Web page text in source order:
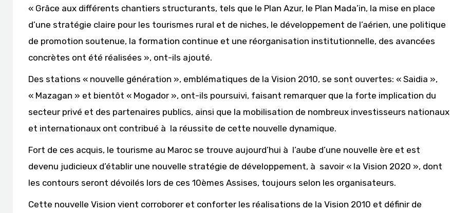
« Grâce aux différents chantiers structurants, tels que le Plan Azur, le Plan Mada’in, la mise en place
d’une stratégie claire pour les tourismes rural et de niches, le développement de l’aérien, une politique
de promotion soutenue, la formation continue et une réorganisation institutionnelle, des avancées
concrètes ont été réalisées », ont-ils ajouté.
Des stations « nouvelle génération », emblématiques de la Vision 2010, se sont ouvertes: « Saidia »,
« Mazagan » et bientôt « Mogador », ont-ils poursuivi, faisant remarquer que la forte implication du
secteur privé et des partenaires publics, ainsi que la mobilisation de nombreux investisseurs nationaux
et internationaux ont contribué à la réussite de cette nouvelle dynamique.
Fort de ces acquis, le tourisme au Maroc se trouve aujourd’hui à l’aube d’une nouvelle ère et est
devenu judicieux d’établir une nouvelle stratégie de développement, à savoir « la Vision 2020 », dont
les contours seront dévoilés lors de ces 10èmes Assises, toujours selon les organisateurs.
Cette nouvelle Vision vient corroborer et conforter les réalisations de la Vision 2010 et définir de